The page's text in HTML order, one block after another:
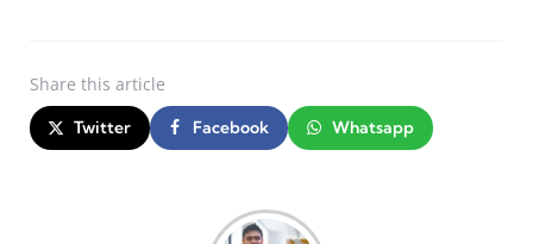
Share this article
Twitter Facebook Whatsapp